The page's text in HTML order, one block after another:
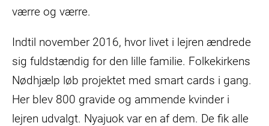
værre og værre.
Indtil november 2016, hvor livet i lejren ændrede
sig fuldstændig for den lille familie. Folkekirkens
Nødhjælp løb projektet med smart cards i gang.
Her blev 800 gravide og ammende kvinder i
lejren udvalgt. Nyajuok var en af dem. De fik alle